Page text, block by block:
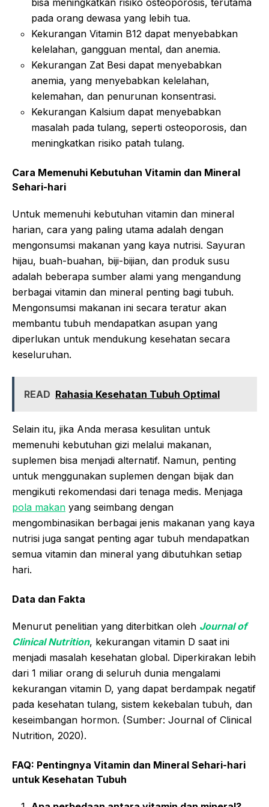
bisa meningkatkan risiko osteoporosis, terutama
pada orang dewasa yang lebih tua.
Kekurangan Vitamin B12 dapat menyebabkan
kelelahan, gangguan mental, dan anemia.
Kekurangan Zat Besi dapat menyebabkan
anemia, yang menyebabkan kelelahan,
kelemahan, dan penurunan konsentrasi.
Kekurangan Kalsium dapat menyebabkan
masalah pada tulang, seperti osteoporosis, dan
meningkatkan risiko patah tulang.
Cara Memenuhi Kebutuhan Vitamin dan Mineral
Sehari-hari
Untuk memenuhi kebutuhan vitamin dan mineral
harian, cara yang paling utama adalah dengan
mengonsumsi makanan yang kaya nutrisi. Sayuran
hijau, buah-buahan, biji-bijian, dan produk susu
adalah beberapa sumber alami yang mengandung
berbagai vitamin dan mineral penting bagi tubuh.
Mengonsumsi makanan ini secara teratur akan
membantu tubuh mendapatkan asupan yang
diperlukan untuk mendukung kesehatan secara
keseluruhan.
READ Rahasia Kesehatan Tubuh Optimal
Selain itu, jika Anda merasa kesulitan untuk
memenuhi kebutuhan gizi melalui makanan,
suplemen bisa menjadi alternatif. Namun, penting
untuk menggunakan suplemen dengan bijak dan
mengikuti rekomendasi dari tenaga medis. Menjaga
pola makan yang seimbang dengan
mengombinasikan berbagai jenis makanan yang kaya
nutrisi juga sangat penting agar tubuh mendapatkan
semua vitamin dan mineral yang dibutuhkan setiap
hari.
Data dan Fakta
Menurut penelitian yang diterbitkan oleh Journal of
Clinical Nutrition, kekurangan vitamin D saat ini
menjadi masalah kesehatan global. Diperkirakan lebih
dari 1 miliar orang di seluruh dunia mengalami
kekurangan vitamin D, yang dapat berdampak negatif
pada kesehatan tulang, sistem kekebalan tubuh, dan
keseimbangan hormon. (Sumber: Journal of Clinical
Nutrition, 2020).
FAQ: Pentingnya Vitamin dan Mineral Sehari-hari
untuk Kesehatan Tubuh